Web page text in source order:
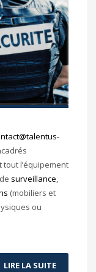
l’équipement
surveillance,
(mobiliers et
ou
LIRE LA SUITE